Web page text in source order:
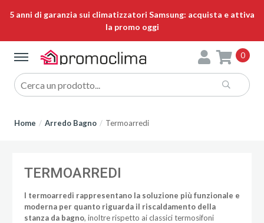
5 anni di garanzia sui climatizzatori Samsung: acquista e attiva
la promo oggi
0
Home Arredo Bagno Termoarredi
TERMOARREDI
I termoarredi rappresentano la soluzione più funzionale e
moderna per quanto riguarda il riscaldamento della
stanza da bagno, inoltre rispetto ai classici termosifoni